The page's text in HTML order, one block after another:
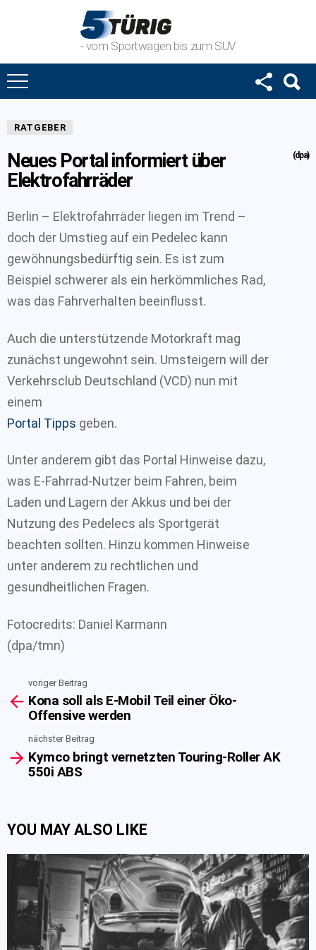
- vom Sportwagen bis zum SUV
RATGEBER
Neues Portal informiert über
Elektrofahrräder
(dpa)
Berlin – Elektrofahrräder liegen im Trend –
doch der Umstieg auf ein Pedelec kann
gewöhnungsbedürftig sein. Es ist zum
Beispiel schwerer als ein herkömmliches Rad,
was das Fahrverhalten beeinflusst.
Auch die unterstützende Motorkraft mag
zunächst ungewohnt sein. Umsteigern will der
Verkehrsclub Deutschland (VCD) nun mit
einem
Portal Tipps geben.
Unter anderem gibt das Portal Hinweise dazu,
was E-Fahrrad-Nutzer beim Fahren, beim
Laden und Lagern der Akkus und bei der
Nutzung des Pedelecs als Sportgerät
beachten sollten. Hinzu kommen Hinweise
unter anderem zu rechtlichen und
gesundheitlichen Fragen.
Fotocredits: Daniel Karmann
(dpa/tmn)
more
voriger Beitrag
Kona soll als E-Mobil Teil einer Öko-
Offensive werden
nächster Beitrag
Kymco bringt vernetzten Touring-Roller AK
550i ABS
YOU MAY ALSO LIKE